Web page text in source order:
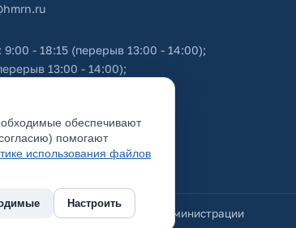
9:00 - 18:15 (перерыв 13:00 - 14:00);
13:00 - 14:00);
данных
район, официальный сайт администрации
обеспечивают
помогают
использования файлов
Настроить